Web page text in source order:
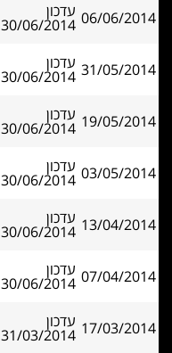
06/06/2014 עדכון
30/06/2014
31/05/2014 עדכון
30/06/2014
19/05/2014 עדכון
30/06/2014
03/05/2014 עדכון
30/06/2014
13/04/2014 עדכון
30/06/2014
07/04/2014 עדכון
30/06/2014
17/03/2014 עדכון
31/03/2014